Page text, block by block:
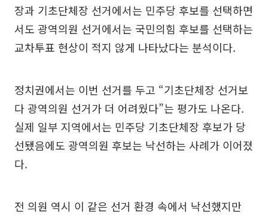
장과 기초단체장 선거에서는 민주당 후보를 선택하면
서도 광역의원 선거에서는 국민의힘 후보를 선택하는
교차투표 현상이 적지 않게 나타났다는 분석이다.
정치권에서는 이번 선거를 두고 “기초단체장 선거보
다 광역의원 선거가 더 어려웠다”는 평가도 나온다.
실제 일부 지역에서는 민주당 기초단체장 후보가 당
선됐음에도 광역의원 후보는 낙선하는 사례가 이어졌
다.
전 의원 역시 이 같은 선거 환경 속에서 낙선했지만